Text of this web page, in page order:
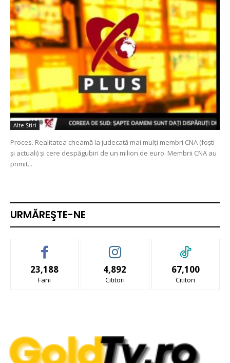
Alte Ştiri
Proces. Realitatea cheamă la judecată mai mulţi membri CNA (foşti
şi actuali) şi cere despăgubiri de un milion de euro. Membrii CNA au
primit...
URMĂREŞTE-NE
23,188
Fani
4,892
Cititori
67,100
Cititori